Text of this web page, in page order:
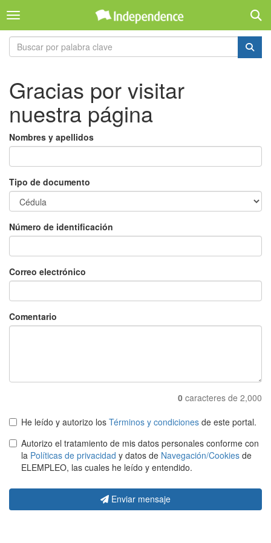
Toggle navigation
Gracias por visitar
nuestra página
Nombres y apellidos
Tipo de documento
Número de identificación
Correo electrónico
Comentario
0 caracteres de 2,000
He leído y autorizo los Términos y condiciones de este portal.
Autorizo el tratamiento de mis datos personales conforme con
la Políticas de privacidad y datos de Navegación/Cookies de
ELEMPLEO, las cuales he leído y entendido.
Enviar mensaje